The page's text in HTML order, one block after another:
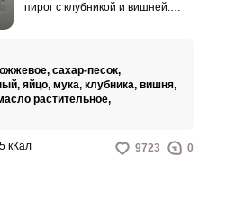
пирог с клубникой и вишней.
непреодолимое желание снять
поскорее пробу.
сахар-песок,
яйцо, мука, клубника, вишня,
растительное,
кКал 9723 0